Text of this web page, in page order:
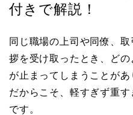
付きで解説！
同じ職場の上司や同僚、
拶を受け取ったとき、ど
が止まってしまうことが
だからこそ、軽すぎず重
です。